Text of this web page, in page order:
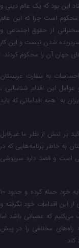
این بود که یک عالم دینی و
محکوم است چرا که این عالم
از حقوق اجتماعی و
شدن نیست و این کار
جهان آن را محکوم کردند.
به سفارت عربستان
این اقدام شناسایی ،
به همه اقداماتی که باید
بر تنش از نظر ما غیرقابل
به خاطر برنامه‌هایی که در
است و قصد دارد سرپوشی
رییس‌ جمهوری خاطرنشان کرد: عربستان به کشور همسایه خود حمله کرده و حدود ۱۰
این اقدامات خود نگرفته و
می‌کنیم که عصبانی باشد اما
راه‌های مختلفی را در پیش
کند.